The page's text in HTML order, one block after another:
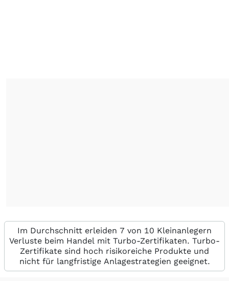
Im Durchschnitt erleiden 7 von 10 Kleinanlegern
Verluste beim Handel mit Turbo-Zertifikaten. Turbo-
Zertifikate sind hoch risikoreiche Produkte und
nicht für langfristige Anlagestrategien geeignet.